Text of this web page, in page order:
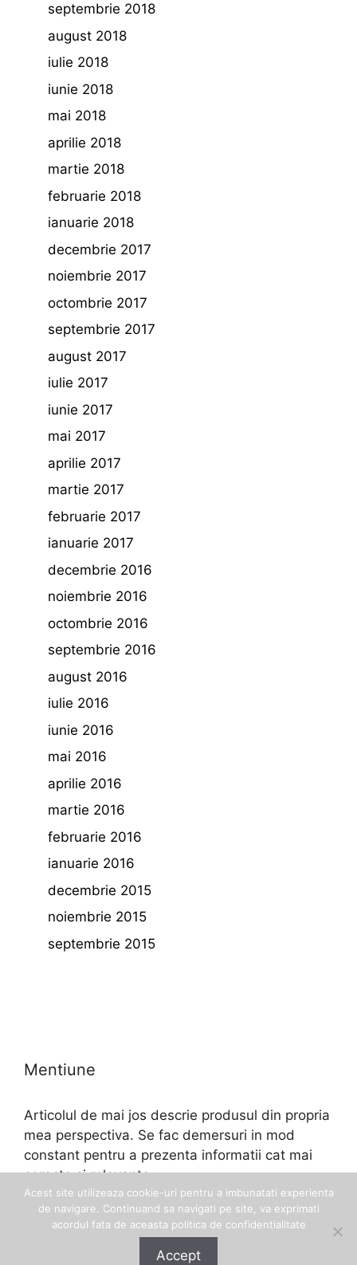
septembrie 2018
august 2018
iulie 2018
iunie 2018
mai 2018
aprilie 2018
martie 2018
februarie 2018
ianuarie 2018
decembrie 2017
noiembrie 2017
octombrie 2017
septembrie 2017
august 2017
iulie 2017
iunie 2017
mai 2017
aprilie 2017
martie 2017
februarie 2017
ianuarie 2017
decembrie 2016
noiembrie 2016
octombrie 2016
septembrie 2016
august 2016
iulie 2016
iunie 2016
mai 2016
aprilie 2016
martie 2016
februarie 2016
ianuarie 2016
decembrie 2015
noiembrie 2015
septembrie 2015
Mentiune
Articolul de mai jos descrie produsul din propria
mea perspectiva. Se fac demersuri in mod
constant pentru a prezenta informatii cat mai
corecte si relevante.
Acest site utilizeaza cookie-uri pentru a imbunatati experienta
de navigare. Continuand sa navigati pe site, va exprimati
acordul fata de aceasta politica de confidentialitate
Accept